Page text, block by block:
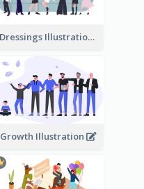
Dressings Illustration
Growth Illustration